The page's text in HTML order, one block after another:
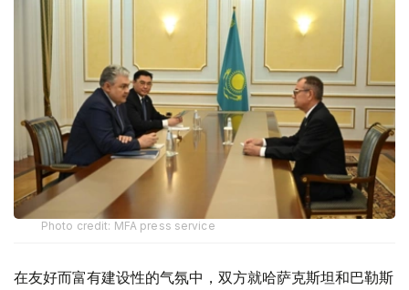
Photo credit: MFA press service
在友好而富有建设性的气氛中，双方就哈萨克斯坦和巴勒斯